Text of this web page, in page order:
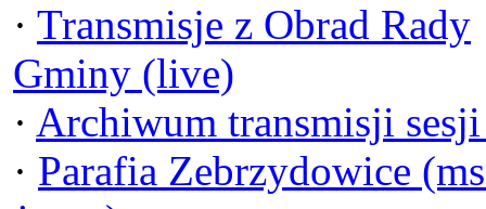
· Transmisje z Obrad Rady
Gminy (live)
· Archiwum transmisji
· Parafia Zebrzydowice